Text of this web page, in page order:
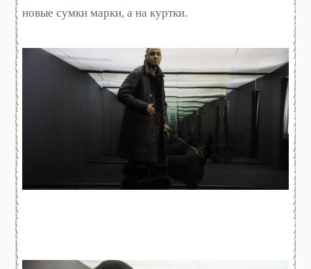
новые сумки марки, а на куртки.